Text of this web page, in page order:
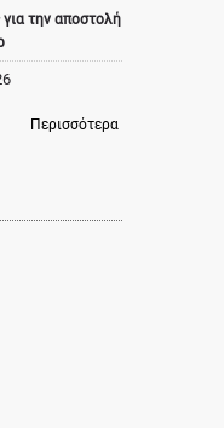
την αποστολή
Περισσότερα